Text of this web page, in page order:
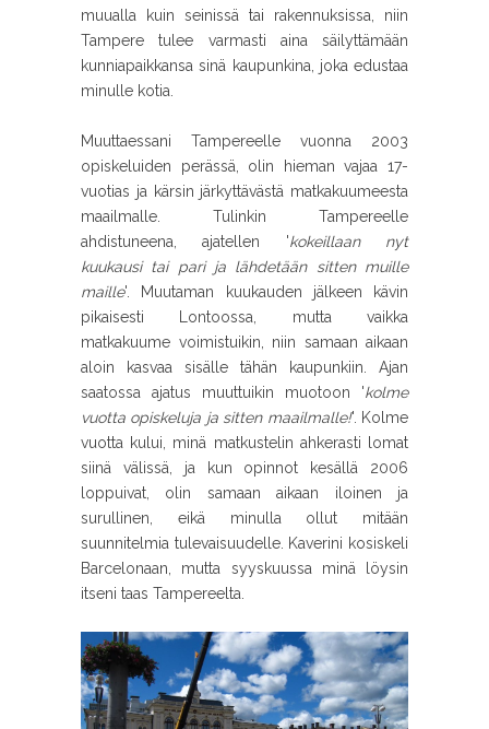
muualla kuin seinissä tai rakennuksissa, niin
Tampere tulee varmasti aina säilyttämään
kunniapaikkansa sinä kaupunkina, joka edustaa
minulle kotia.
Muuttaessani Tampereelle vuonna 2003
opiskeluiden perässä, olin hieman vajaa 17-
vuotias ja kärsin järkyttävästä matkakuumeesta
maailmalle. Tulinkin Tampereelle
ahdistuneena, ajatellen 'kokeillaan nyt
kuukausi tai pari ja lähdetään sitten muille
maille'. Muutaman kuukauden jälkeen kävin
pikaisesti Lontoossa, mutta vaikka
matkakuume voimistuikin, niin samaan aikaan
aloin kasvaa sisälle tähän kaupunkiin. Ajan
saatossa ajatus muuttuikin muotoon 'kolme
vuotta opiskeluja ja sitten maailmalle!'. Kolme
vuotta kului, minä matkustelin ahkerasti lomat
siinä välissä, ja kun opinnot kesällä 2006
loppuivat, olin samaan aikaan iloinen ja
surullinen, eikä minulla ollut mitään
suunnitelmia tulevaisuudelle. Kaverini kosiskeli
Barcelonaan, mutta syyskuussa minä löysin
itseni taas Tampereelta.